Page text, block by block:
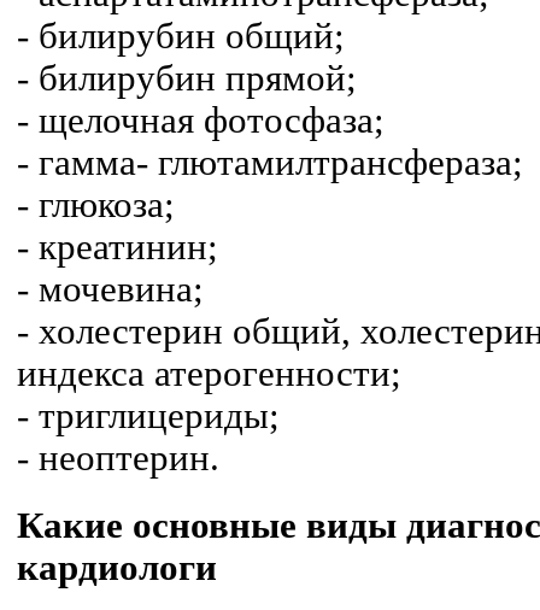
- билирубин общий;
- билирубин прямой;
- щелочная фотосфаза;
- гамма- глютамилтрансфераза;
- глюкоза;
- креатинин;
- мочевина;
- холестерин общий,
индекса атерогенности;
- триглицериды;
- неоптерин.
Какие основные виды
кардиологи